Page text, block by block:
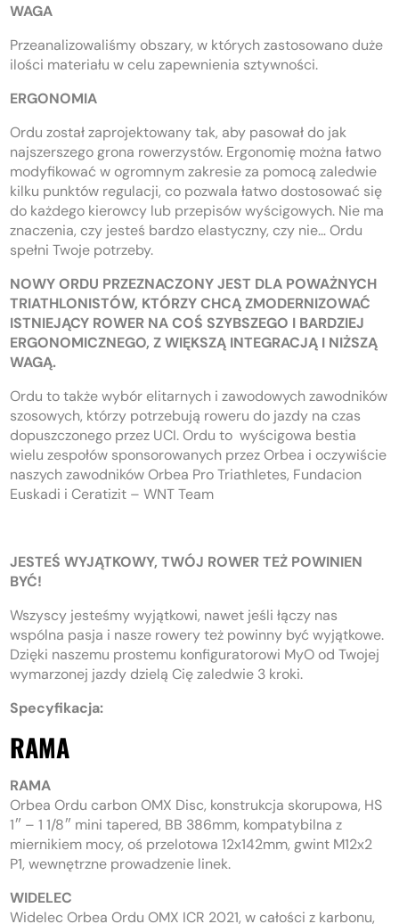
WAGA
Przeanalizowaliśmy obszary, w których zastosowano duże
ilości materiału w celu zapewnienia sztywności.
ERGONOMIA
Ordu został zaprojektowany tak, aby pasował do jak
najszerszego grona rowerzystów. Ergonomię można łatwo
modyfikować w ogromnym zakresie za pomocą zaledwie
kilku punktów regulacji, co pozwala łatwo dostosować się
do każdego kierowcy lub przepisów wyścigowych. Nie ma
znaczenia, czy jesteś bardzo elastyczny, czy nie… Ordu
spełni Twoje potrzeby.
NOWY ORDU PRZEZNACZONY JEST DLA POWAŻNYCH
TRIATHLONISTÓW, KTÓRZY CHCĄ ZMODERNIZOWAĆ
ISTNIEJĄCY ROWER NA COŚ SZYBSZEGO I BARDZIEJ
ERGONOMICZNEGO, Z WIĘKSZĄ INTEGRACJĄ I NIŻSZĄ
WAGĄ.
Ordu to także wybór elitarnych i zawodowych zawodników
szosowych, którzy potrzebują roweru do jazdy na czas
dopuszczonego przez UCI. Ordu to wyścigowa bestia
wielu zespołów sponsorowanych przez Orbea i oczywiście
naszych zawodników Orbea Pro Triathletes, Fundacion
Euskadi i Ceratizit – WNT Team
JESTEŚ WYJĄTKOWY, TWÓJ ROWER TEŻ POWINIEN
BYĆ!
Wszyscy jesteśmy wyjątkowi, nawet jeśli łączy nas
wspólna pasja i nasze rowery też powinny być wyjątkowe.
Dzięki naszemu prostemu konfiguratorowi MyO od Twojej
wymarzonej jazdy dzielą Cię zaledwie 3 kroki.
Specyfikacja:
RAMA
RAMA
Orbea Ordu carbon OMX Disc, konstrukcja skorupowa, HS
1″ – 1 1/8″ mini tapered, BB 386mm, kompatybilna z
miernikiem mocy, oś przelotowa 12x142mm, gwint M12x2
P1, wewnętrzne prowadzenie linek.
WIDELEC
Widelec Orbea Ordu OMX ICR 2021, w całości z karbonu,